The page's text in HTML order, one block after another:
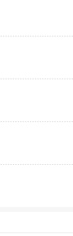
位，探索周边环
景AR，特有全景AR
，擂台大战展示精